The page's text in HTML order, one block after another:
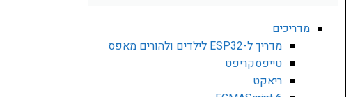
מדריכים
מדריך ל-ESP32 לילדים ולהורים מאפס
טייפסקריפט
ריאקט